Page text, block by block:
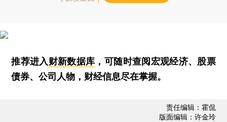
推荐进入财新数据库 ，可随时查阅宏观经济、股票
债券、公司人物，财经信息尽在掌握。
责任编辑：霍侃
版面编辑：许金玲